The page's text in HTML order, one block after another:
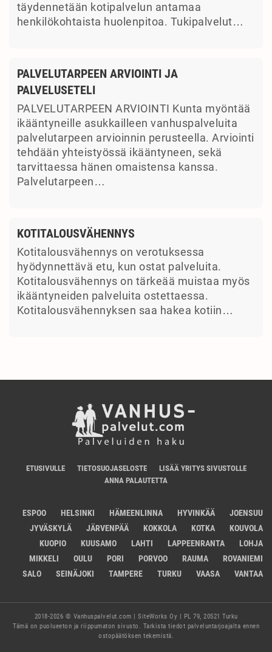
täydennetään kotipalvelun antamaa
henkilökohtaista huolenpitoa. Tukipalvelut…
PALVELUTARPEEN ARVIOINTI JA
PALVELUSETELI
PALVELUTARPEEN ARVIOINTI Kunta myöntää
ikääntyneille asukkailleen vanhuspalveluita
palvelutarpeen arvioinnin perusteella. Arviointi
tehdään yhteistyössä ikääntyneen, sekä
tarvittaessa hänen omaistensa kanssa.
Palvelutarpeen…
KOTITALOUSVÄHENNYS
Kotitalousvähennys on verotuksessa
hyödynnettävä etu, kun ostat palveluita.
Kotitalousvähennys on tärkeää muistaa myös
ikääntyneiden palveluita ostettaessa.
Kotitalousvähennyksen saa hakea kotiin…
ETUSIVULLE TIETOSUOJASELOSTE
LISÄÄ YRITYS SIVUSTOLLE
ANNA PALAUTETTA
ESPOO HELSINKI HÄMEENLINNA HYVINKÄÄ
JOENSUU
JYVÄSKYLÄ
JÄRVENPÄÄ KOKKOLA KOTKA
KOUVOLA
KUOPIO
KUUSAMO LAHTI LAPPEENRANTA
LOHJA
MIKKELI
OULU PORI PORVOO RAUMA
ROVANIEMI
SALO
SEINÄJOKI TAMPERE TURKU VAASA VANTAA
2018-2026 © Vanhuspalvelut.com | SiteWorks Oy | PL 79, 20521 Turku
Tämä on puolueeton ja riippumaton sivusto. Tarkista tiedot palveluntarjoajalta ennen
ostopäätöksen tekemistä.